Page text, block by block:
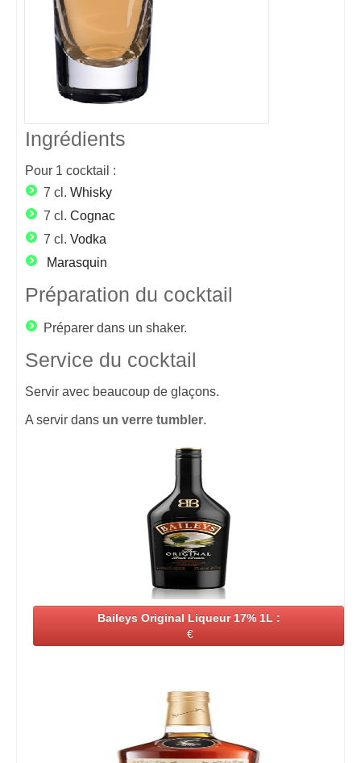
Ingrédients
Pour 1 cocktail :
7 cl. Whisky
7 cl. Cognac
7 cl. Vodka
Marasquin
Préparation du cocktail
Préparer dans un shaker.
Service du cocktail
Servir avec beaucoup de glaçons.
A servir dans un verre tumbler.
Baileys Original Liqueur 17% 1L :
€